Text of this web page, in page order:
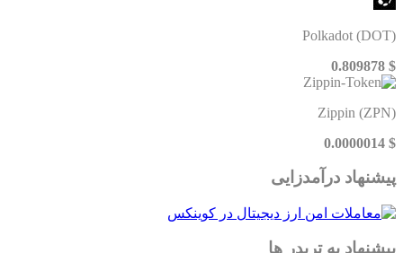
Polkadot (DOT)
$ 0.809878
Zippin (ZPN)
$ 0.0000014
پیشنهاد درآمدزایی
پیشنهاد به تریدر ها